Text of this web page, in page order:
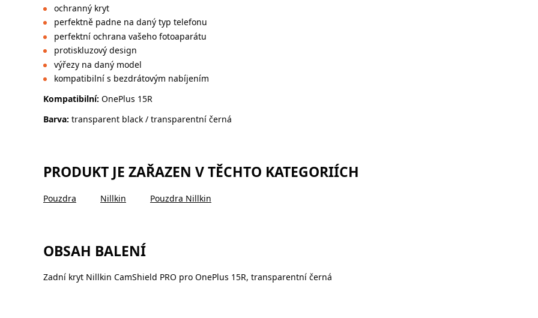
ochranný kryt
perfektně padne na daný typ telefonu
perfektní ochrana vašeho fotoaparátu
protiskluzový design
výřezy na daný model
kompatibilní s bezdrátovým nabíjením
Kompatibilní: OnePlus 15R
Barva: transparent black / transparentní černá
PRODUKT JE ZAŘAZEN V TĚCHTO KATEGORIÍCH
Pouzdra Nillkin Pouzdra Nillkin
OBSAH BALENÍ
Zadní kryt Nillkin CamShield PRO pro OnePlus 15R, transparentní černá